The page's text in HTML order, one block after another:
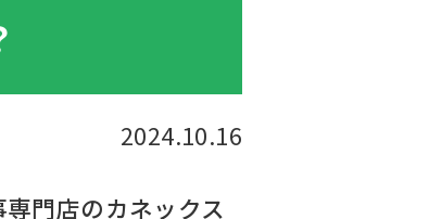
2024.10.16
門店のカネックス